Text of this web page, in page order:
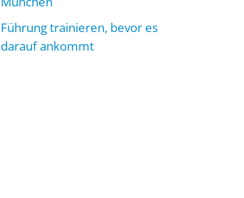
Führung trainieren, bevor es
darauf ankommt